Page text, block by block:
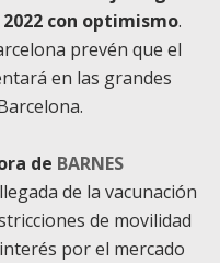
con optimismo.
prevén que el
en las grandes
de BARNES
de la vacunación
de movilidad
por el mercado